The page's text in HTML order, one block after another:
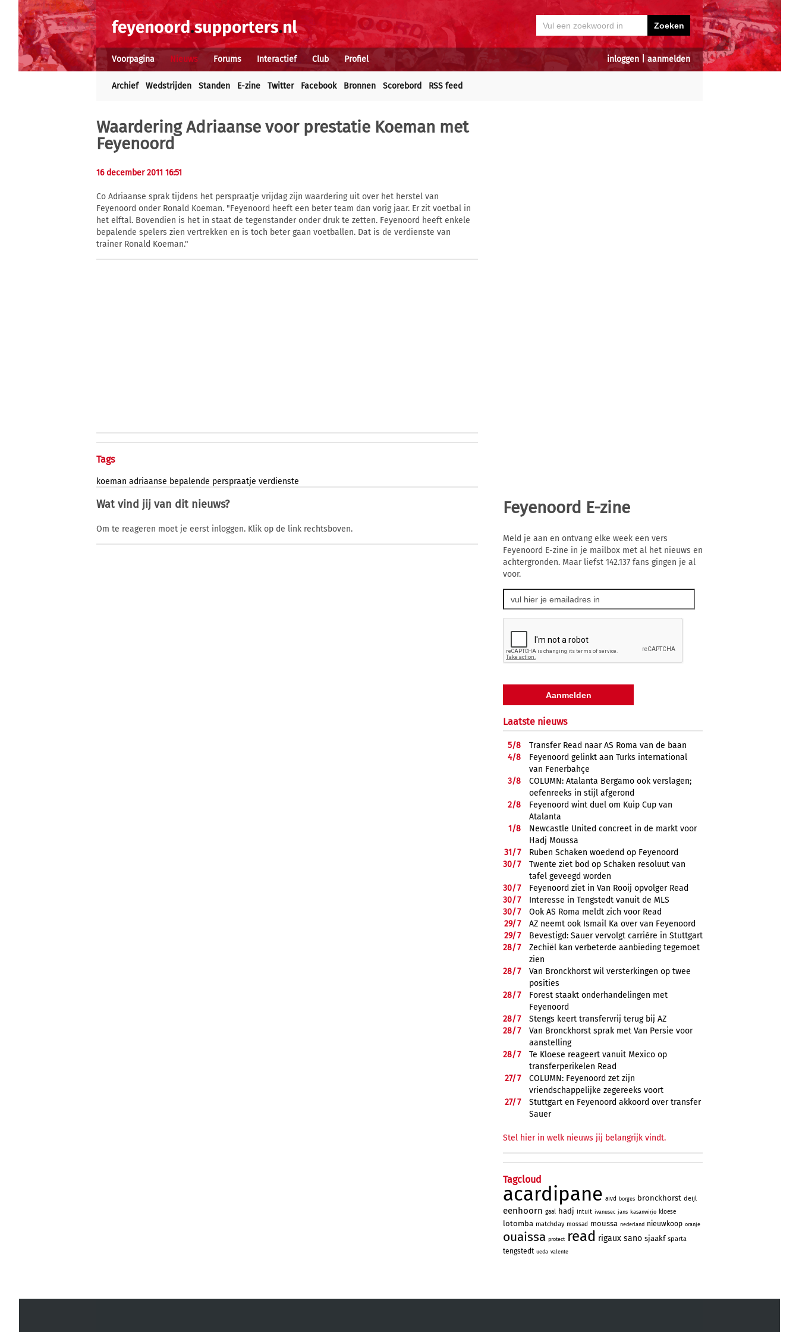
inloggen aanmelden
Voorpagina Nieuws Forums Interactief Club Profiel
Archief Wedstrijden Standen E-zine Twitter Facebook Bronnen Scorebord RSS feed
Waardering Adriaanse voor prestatie Koeman met
Feyenoord
16 december 2011 16:51
Co Adriaanse sprak tijdens het perspraatje vrijdag zijn waardering uit over het herstel van
Feyenoord onder Ronald Koeman. "Feyenoord heeft een beter team dan vorig jaar. Er zit voetbal in
het elftal. Bovendien is het in staat de tegenstander onder druk te zetten. Feyenoord heeft enkele
bepalende spelers zien vertrekken en is toch beter gaan voetballen. Dat is de verdienste van
trainer Ronald Koeman."
Tags
koeman adriaanse bepalende perspraatje verdienste
Wat vind jij van dit nieuws?
Om te reageren moet je eerst inloggen. Klik op de link rechtsboven.
Feyenoord E-zine
Meld je aan en ontvang elke week een vers
Feyenoord E-zine in je mailbox met al het nieuws en
achtergronden. Maar liefst 142.137 fans gingen je al
voor.
Laatste nieuws
5/8
Transfer Read naar AS Roma van de baan
4/8
Feyenoord gelinkt aan Turks international
van Fenerbahçe
3/8
COLUMN: Atalanta Bergamo ook verslagen;
oefenreeks in stijl afgerond
2/8
Feyenoord wint duel om Kuip Cup van
Atalanta
1/8
Newcastle United concreet in de markt voor
Hadj Moussa
31/7
Ruben Schaken woedend op Feyenoord
30/7
Twente ziet bod op Schaken resoluut van
tafel geveegd worden
30/7
Feyenoord ziet in Van Rooij opvolger Read
30/7
Interesse in Tengstedt vanuit de MLS
30/7
Ook AS Roma meldt zich voor Read
29/7
AZ neemt ook Ismail Ka over van Feyenoord
29/7
Bevestigd: Sauer vervolgt carrière in Stuttgart
28/7
Zechiël kan verbeterde aanbieding tegemoet
zien
28/7
Van Bronckhorst wil versterkingen op twee
posities
28/7
Forest staakt onderhandelingen met
Feyenoord
28/7
Stengs keert transfervrij terug bij AZ
28/7
Van Bronckhorst sprak met Van Persie voor
aanstelling
28/7
Te Kloese reageert vanuit Mexico op
transferperikelen Read
27/7
COLUMN: Feyenoord zet zijn
vriendschappelijke zegereeks voort
27/7
Stuttgart en Feyenoord akkoord over transfer
Sauer
Stel hier in welk nieuws jij belangrijk vindt.
Tagcloud
acardipane aivd borges bronckhorst deijl
eenhoorn gaal hadj intuit ivanusec jans kasanwirjo kloese
lotomba matchday mossad moussa nederland nieuwkoop oranje
ouaissa protect read rigaux sano sjaakf sparta
tengstedt ueda valente